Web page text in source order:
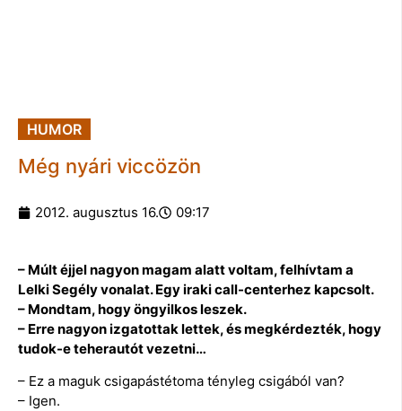
HUMOR
Még nyári viccözön
2012. augusztus 16. 09:17
– Múlt éjjel nagyon magam alatt voltam, felhívtam a
Lelki Segély vonalat. Egy iraki call-centerhez kapcsolt.
– Mondtam, hogy öngyilkos leszek.
– Erre nagyon izgatottak lettek, és megkérdezték, hogy
tudok-e teherautót vezetni…
– Ez a maguk csigapástétoma tényleg csigából van?
– Igen.